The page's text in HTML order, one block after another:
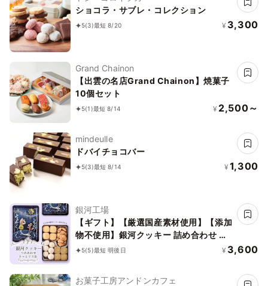
ショコラ・サブレ・コレクション
5(3)最短 8/20 ¥ 3,300
Grand Chainon
【出雲の名店Grand Chainon】焼菓子
10個セット
5(1)最短 8/14 ¥ 2,500～
mindeulle
ドバイチョコバー
5(3)最短 8/14 ¥ 1,300
銀河工場
【ギフト】【厳選国産素材使用】【添加
物不使用】銀河クッキー 詰め合わせ ネ
コとリス缶
5(5)最短 明後日 ¥ 3,600
お菓子工房アンドンカフェ